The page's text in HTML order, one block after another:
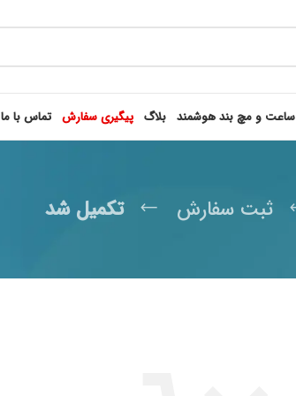
ساعت و مچ بند هوشمند بلاگ پیگیری سفارش تماس با ما
ثبت سفارش تکمیل شد